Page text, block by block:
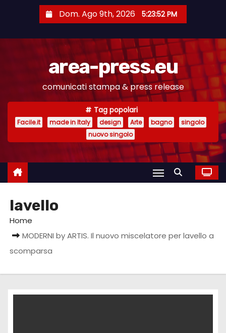
e
Dom. Ago 9th, 2026 5:23:53 PM
area-press.eu
comunicati stampa & press release
Tag popolari
Facile.it made in Italy design Arte bagno
singolo
nuovo singolo
lavello
Home
MODERNI by ARTIS. Il nuovo miscelatore per lavello a
scomparsa